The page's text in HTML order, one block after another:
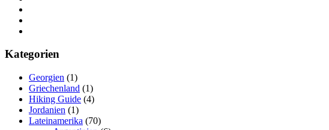
Kategorien
Georgien (1)
Griechenland (1)
Hiking Guide (4)
Jordanien (1)
Lateinamerika (70)